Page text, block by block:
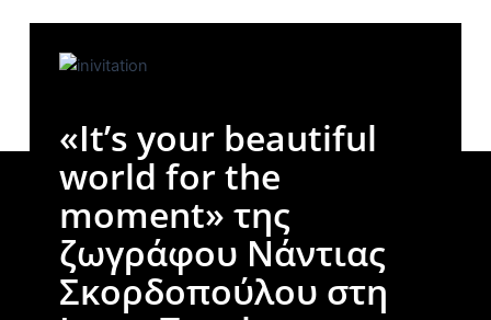
«It’s your beautiful
world for the
moment» της
ζωγράφου Νάντιας
Σκορδοπούλου στη